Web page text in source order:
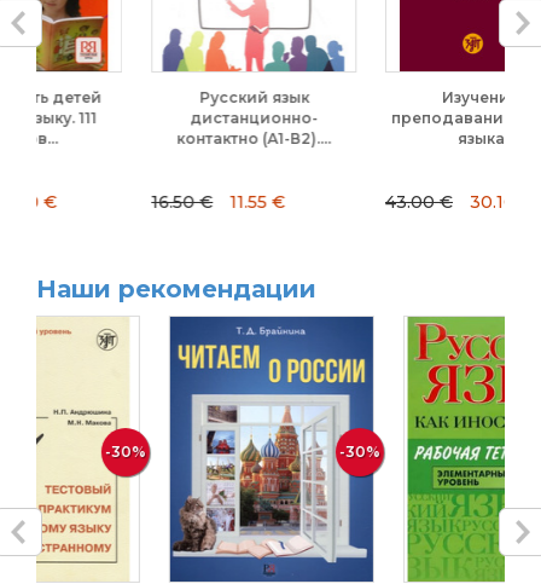
Русский язык
дистанционно-
контактно (А1-В2)....
16.50 € 11.55 €
преподавание второго
30.10 €
Наши рекомендации
-30%